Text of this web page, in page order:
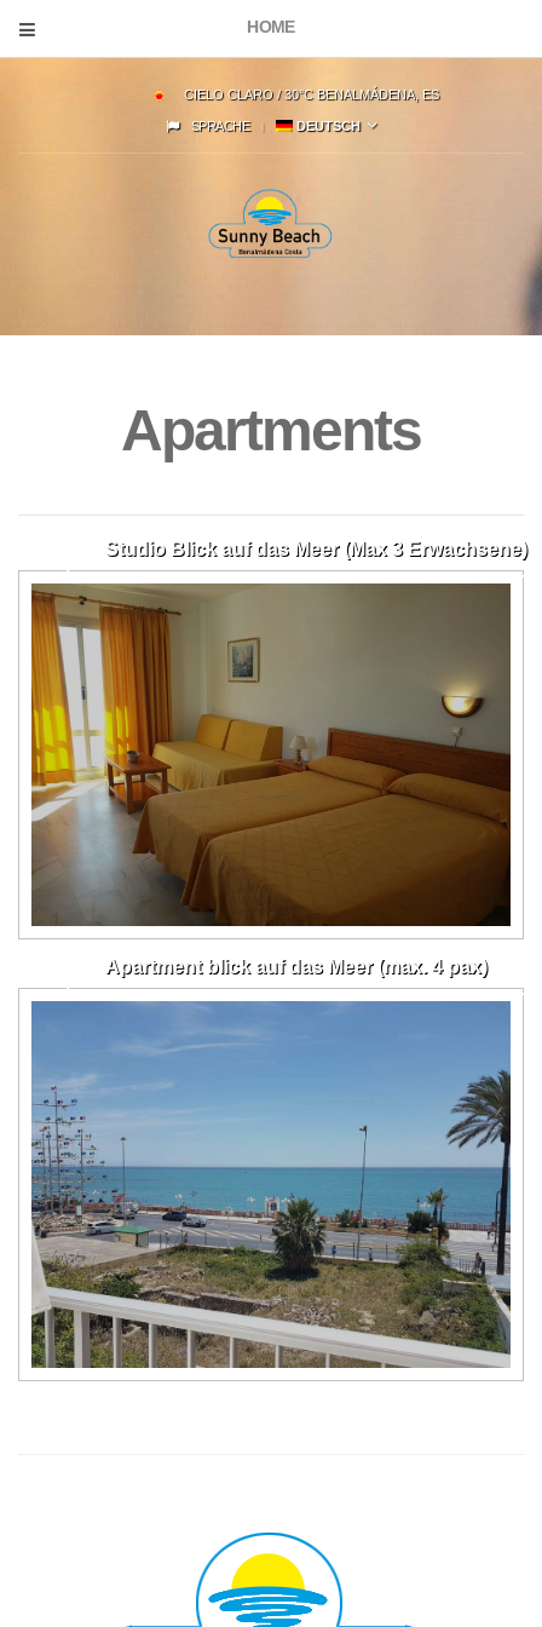
HOME
CIELO CLARO / 30°C BENALMÁDENA, ES
SPRACHE DEUTSCH
Apartments
Studio Blick auf das Meer (Max 3 Erwachsene)
Apartment blick auf das Meer (max. 4 pax)